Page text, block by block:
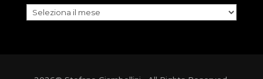
Archivi